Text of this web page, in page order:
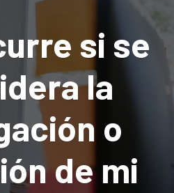
si se
la
o
de mi